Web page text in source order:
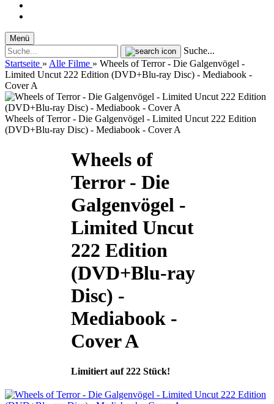
Menü
Suche...
Startseite » Alle Filme » Wheels of Terror - Die Galgenvögel -
Limited Uncut 222 Edition (DVD+Blu-ray Disc) - Mediabook -
Cover A
Wheels of Terror - Die Galgenvögel - Limited Uncut 222 Edition
(DVD+Blu-ray Disc) - Mediabook - Cover A
Wheels of
Terror - Die
Galgenvögel -
Limited Uncut
222 Edition
(DVD+Blu-ray
Disc) -
Mediabook -
Cover A
Limitiert auf 222 Stück!